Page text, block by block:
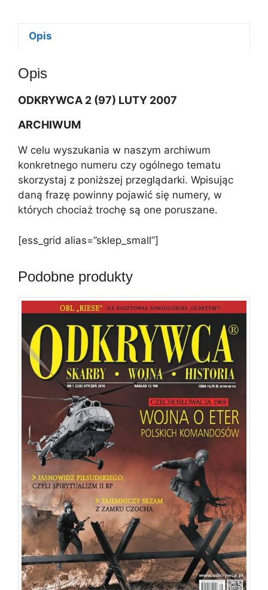
i
v
:
Opis
Opis
ODKRYWCA 2 (97) LUTY 2007
ARCHIWUM
W celu wyszukania w naszym archiwum
konkretnego numeru czy ogólnego tematu
skorzystaj z poniższej przeglądarki. Wpisując
daną frazę powinny pojawić się numery, w
których chociaż trochę są one poruszane.
[ess_grid alias=”sklep_small”]
Podobne produkty